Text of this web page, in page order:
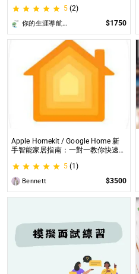
生涯諮詢師 Angel 為你服務😊
5 (2)
你的生涯導航諮詢師Angel $1750
Apple Homekit / Google Home 新
手智能家居指南：一對一教你快速入
在線解答，輕鬆打造理想的智慧生活
5 (1)
Bennett $3500